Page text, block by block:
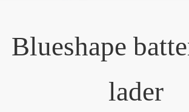
Blueshape
lader